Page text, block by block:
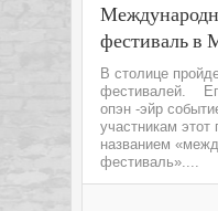
фестиваль в
В столице
фестивалей.
опэн -эйр
участникам этот
названием
фестиваль»....